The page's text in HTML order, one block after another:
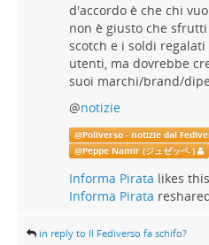
d'accordo è che chi
non è giusto che
scotch e i soldi
utenti, ma dovrebbe
suoi marchi/brand/
@notizie
@Poliverso - notizie dal
@Peppe Namir (ジュゼッペ )
Informa Pirata likes this.
Informa Pirata
in reply to Il Fediverso fa schifo?